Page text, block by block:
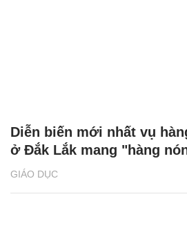
GIÁO DỤC
Diễn biến mới nhất vụ
ở Đắk Lắk mang "hàng